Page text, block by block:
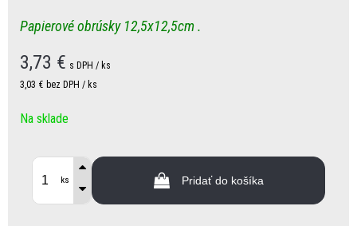
Papierové obrúsky 12,5x12,5cm .
3,73 € s DPH / ks
3,03 € bez DPH / ks
Na sklade
ks Pridať do košíka